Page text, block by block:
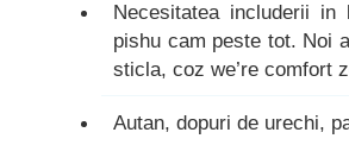
Necesitatea includerii
pishu cam peste tot. Noi
sticla, coz we’re comfort
Autan, dopuri de urechi,